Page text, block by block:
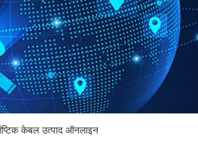
केबल उत्पाद ऑनलाइन